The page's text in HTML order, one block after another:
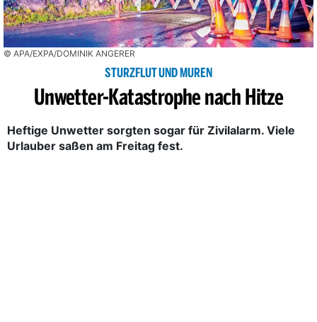
© APA/EXPA/DOMINIK ANGERER
STURZFLUT UND MUREN
Unwetter-Katastrophe nach Hitze
Heftige Unwetter sorgten sogar für Zivilalarm. Viele
Urlauber saßen am Freitag fest.